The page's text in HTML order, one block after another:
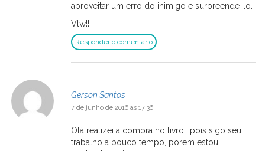
aproveitar um erro do inimigo e surpreende-lo.
Vlw!!
Responder o comentário
Gerson Santos
7 de junho de 2016 as 17:36
Olá realizei a compra no livro.. pois sigo seu
trabalho a pouco tempo, porem estou